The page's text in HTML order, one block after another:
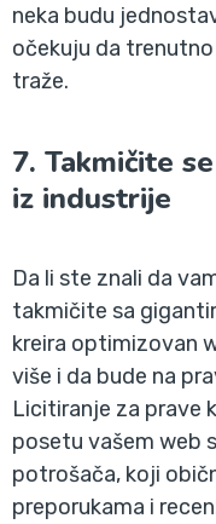
neka budu
očekuju da
traže.
7. Takmičite
iz industrije
Da li ste znali da
takmičite sa
kreira optimizovan
više i da bude na
Licitiranje za prave
posetu vašem web
potrošača, koji
preporukama i